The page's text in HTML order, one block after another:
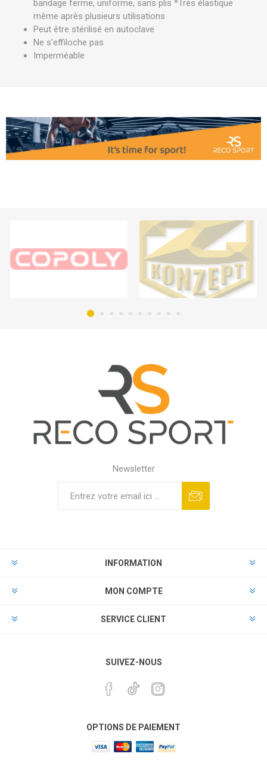
bandage ferme, uniforme, sans plis *Très élastique
même après plusieurs utilisations
Peut être stérilisé en autoclave
Ne s'effiloche pas
Imperméable
Newsletter
INFORMATION
MON COMPTE
SERVICE CLIENT
SUIVEZ-NOUS
OPTIONS DE PAIEMENT